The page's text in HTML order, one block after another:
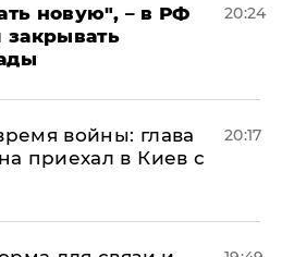
новую", – в РФ
20:24
войны: глава
приехал в Киев с
20:17